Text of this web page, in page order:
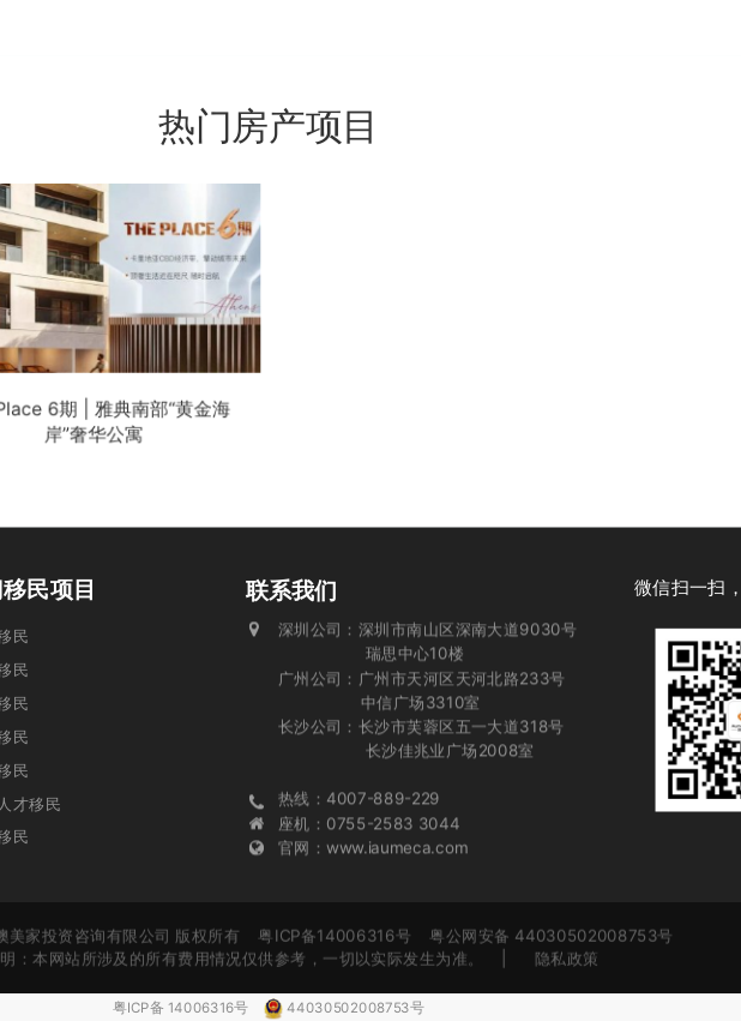
热门房产项目
6期 | 雅典南部“黄金海
岸”奢华公寓
美家投资咨询有限公司 版权所有 粤ICP备14006316号 粤公网安备 44030502008753号
：本网站所涉及的所有费用情况仅供参考，一切以实际发生为准。
申明：本网站所涉及的所有费用情况仅供参考，一切以实际发生为准。
申明：本网站所涉及的所有费用情况仅供参考，一切以实际发生为准。
| 隐私政策
联系我们 微信扫一扫
资移民
民
民
民
民
才移民
民
深圳公司：深圳市南山区深南大道9030号
瑞思中心10楼
广州公司：广州市天河区天河北路233号
中信广场3310室
长沙公司：长沙市芙蓉区五一大道318号
长沙佳兆业广场2008室
热线：4007-889-229
座机：0755-2583 3044
官网：www.iaumeca.com
民项目
粤ICP备 14006316号 44030502008753号